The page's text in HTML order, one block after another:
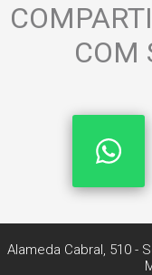
COM
Alameda Cabral, 510 -